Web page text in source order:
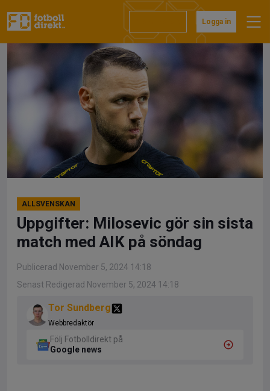
till
Logga in
ALLSVENSKAN
Uppgifter: Milosevic gör sin sista
match med AIK på söndag
Publicerad November 5, 2024 14:18
Senast Redigerad November 5, 2024 14:18
Tor Sundberg
Webbredaktör
Följ Fotbolldirekt på
Google news